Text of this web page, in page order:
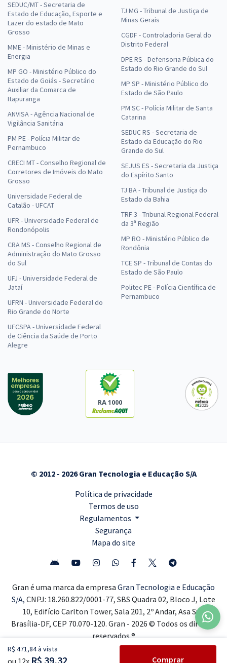
R$ 471,84 à vista
ou 12x R$ 39,32 Comprar
SEDUC/MT - Secretaria de
Estado de Educação, Esporte e
Lazer do estado de Mato
Grosso
MME - Ministério de Minas e
Energia
MP GO - Ministério Público do
Estado de Goiás - Secretário
Auxiliar da Comarca de
Itapuranga
ANVISA - Agência Nacional de
Vigilância Sanitária
PM PE - Polícia Militar de
Pernambuco
CRECI MT - Conselho Regional de
Corretores de Imóveis do Mato
Grosso
Universidade Federal de
Catalão - UFCAT
UFR - Universidade Federal de
Rondonópolis
CRA MS - Conselho Regional de
Administração do Mato Grosso
do Sul
UFJ - Universidade Federal de
Jataí
UFRN - Universidade Federal do
Rio Grande do Norte
UFCSPA - Universidade Federal
de Ciência da Saúde de Porto
Alegre
TJ MG - Tribunal de Justiça de
Minas Gerais
CGDF - Controladoria Geral do
Distrito Federal
DPE RS - Defensoria Pública do
Estado do Rio Grande do Sul
MP SP - Ministério Público do
Estado de São Paulo
PM SC - Polícia Militar de Santa
Catarina
SEDUC RS - Secretaria de
Estado da Educação do Rio
Grande do Sul
SEJUS ES - Secretaria da Justiça
do Espírito Santo
TJ BA - Tribunal de Justiça do
Estado da Bahia
TRF 3 - Tribunal Regional Federal
da 3ª Região
MP RO - Ministério Público de
Rondônia
TCE SP - Tribunal de Contas do
Estado de São Paulo
Politec PE - Polícia Científica de
Pernambuco
RA 1000
© 2012 - 2026 Gran Tecnologia e Educação S/A
Política de privacidade
Termos de uso
Regulamentos
Segurança
Mapa do site
Gran é uma marca da empresa Gran Tecnologia e Educação
S/A, CNPJ: 18.260.822/0001-77, SBS Quadra 02, Bloco J, Lote
10, Edifício Carlton Tower, Sala 201, 2º Andar, Asa Sul,
Brasília-DF, CEP 70.070-120. Gran - 2026 © Todos os direitos
reservados ®